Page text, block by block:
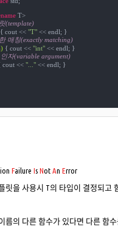
T>
(template)
{ cout << "T"
매칭(exactly matching)
{ cout << "int"
자(variable argument)
cout << "..." << endl; }
Failure Is Not An Error
릿을 사용시 T의 타입이 결정되고
름의 다른 함수가 있다면 다른 함